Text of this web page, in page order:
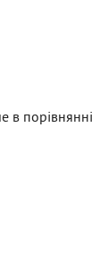
в порівнянні